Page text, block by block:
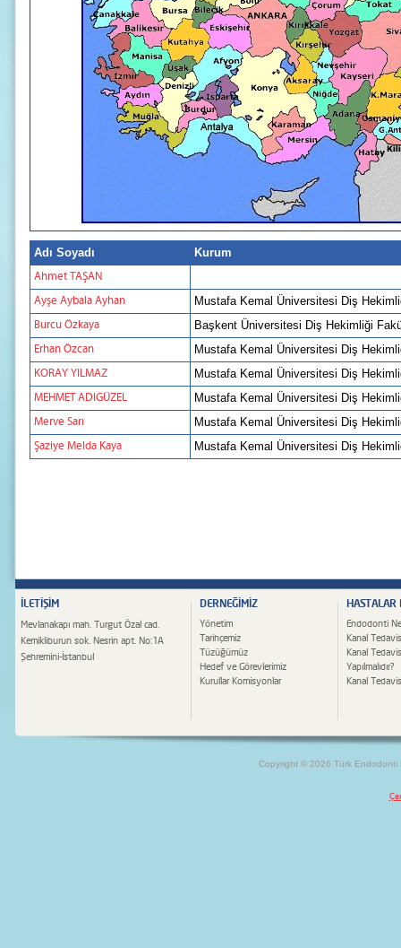
Adı Soyadı
Kurum
Ahmet TAŞAN
Ayşe Aybala Ayhan
Mustafa Kemal Üniversitesi Diş
Burcu Özkaya
Başkent Üniversitesi Diş Hekimliği
Erhan Özcan
Mustafa Kemal Üniversitesi Diş
KORAY YILMAZ
Mustafa Kemal Üniversitesi Diş
MEHMET ADIGÜZEL
Mustafa Kemal Üniversitesi Diş
Merve Sarı
Mustafa Kemal Üniversitesi Diş
Şaziye Melda Kaya
Mustafa Kemal Üniversitesi Diş
İLETİŞİM
Mevlanakapı mah. Turgut Özal cad.
Kemikliburun sok. Nesrin apt. No:1A
Şehremini-İstanbul
DERNEĞİMİZ
Yönetim
Tarihçemiz
Tüzüğümüz
Hedef ve Görevlerimiz
Kurullar Komisyonlar
HASTALAR
Endodonti
Kanal
Kanal
Yapılmalıdır?
Kanal
Copyright © 2026 Türk Endodonti